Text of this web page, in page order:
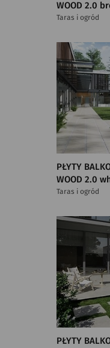
WOOD 2.0
Taras i ogród
PŁYTY
WOOD 2.0
Taras i ogród
PŁYTY